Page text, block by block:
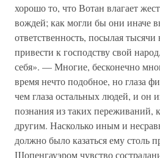
хорошо то, что Вотан влагает
вождей; как могли бы они иначе
ответственность, посылая
привести к господству свой
себя». — Многие, бесконечно
время нечто подобное, но глаза
чем глаза остальных людей, и он
познания из таких переживаний,
другим. Насколько иным и
должно было казаться ему столь
Шопенгауэром чувство